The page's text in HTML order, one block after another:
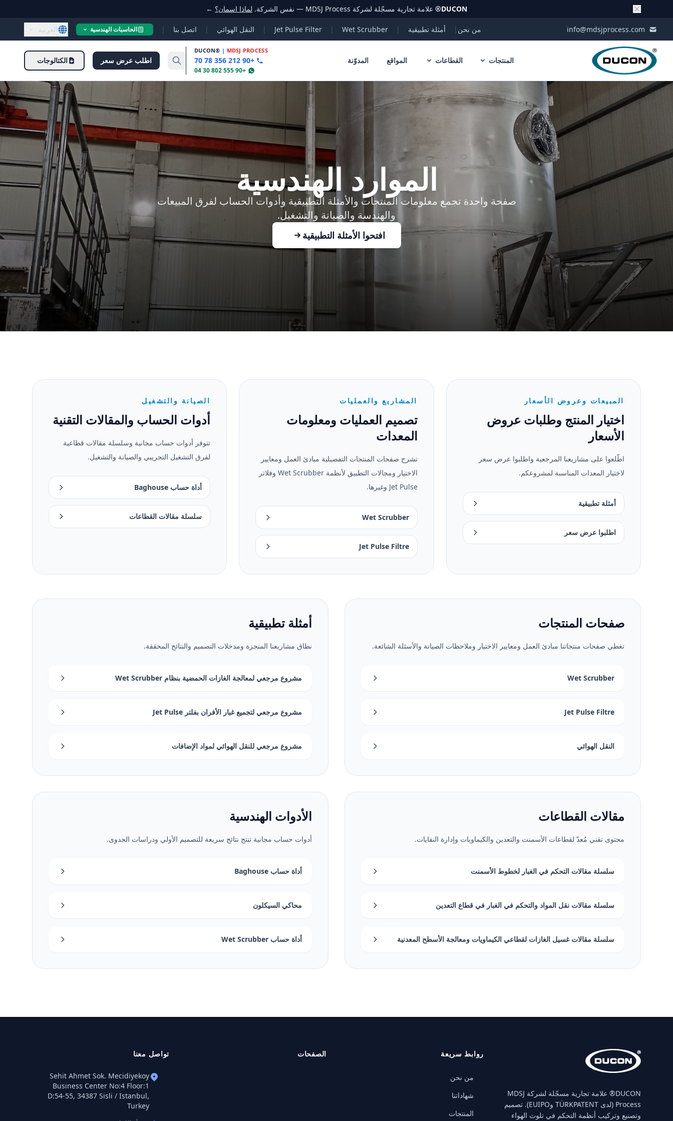
DUCON
® علامة تجارية مسجّلة لشركة MDSJ Process — نفس الشركة. لماذا اسمان؟ ←
info@mdsjprocess.com من نحن | أمثلة تطبيقية |
Wet Scrubber
|
Jet Pulse Filter
| النقل الهوائي | اتصل بنا | الحاسبات الهندسية العربية
المنتجات القطاعات المواقع المدوّنة
DUCON® | MDSJ PROCESS
+90 212 356 78 70
+90 555 802 30 04
اطلب عرض سعر الكتالوجات
الموارد الهندسية
صفحة واحدة تجمع معلومات المنتجات والأمثلة التطبيقية وأدوات الحساب لفرق المبيعات
والهندسة والصيانة والتشغيل.
افتحوا الأمثلة التطبيقية
المبيعات وعروض الأسعار
اختيار المنتج وطلبات عروض
الأسعار
اطّلعوا على مشاريعنا المرجعية واطلبوا عرض سعر
لاختيار المعدات المناسبة لمشروعكم.
أمثلة تطبيقية
اطلبوا عرض سعر
المشاريع والعمليات
تصميم العمليات ومعلومات
المعدات
تشرح صفحات المنتجات التفصيلية مبادئ العمل ومعايير
الاختيار ومجالات التطبيق لأنظمة Wet Scrubber وفلاتر
Jet Pulse وغيرها.
Wet Scrubber
Jet Pulse Filtre
الصيانة والتشغيل
أدوات الحساب والمقالات التقنية
تتوفر أدوات حساب مجانية وسلسلة مقالات قطاعية
لفرق التشغيل التجريبي والصيانة والتشغيل.
أداة حساب Baghouse
سلسلة مقالات القطاعات
صفحات المنتجات
تغطي صفحات منتجاتنا مبادئ العمل ومعايير الاختيار وملاحظات الصيانة والأسئلة الشائعة.
Wet Scrubber
Jet Pulse Filtre
النقل الهوائي
أمثلة تطبيقية
نطاق مشاريعنا المنجزة ومدخلات التصميم والنتائج المحققة.
مشروع مرجعي لمعالجة الغازات الحمضية بنظام Wet Scrubber
مشروع مرجعي لتجميع غبار الأفران بفلتر Jet Pulse
مشروع مرجعي للنقل الهوائي لمواد الإضافات
مقالات القطاعات
محتوى تقني مُعدّ لقطاعات الأسمنت والتعدين والكيماويات وإدارة النفايات.
سلسلة مقالات التحكم في الغبار لخطوط الأسمنت
سلسلة مقالات نقل المواد والتحكم في الغبار في قطاع التعدين
سلسلة مقالات غسيل الغازات لقطاعي الكيماويات ومعالجة الأسطح المعدنية
الأدوات الهندسية
أدوات حساب مجانية تنتج نتائج سريعة للتصميم الأولي ودراسات الجدوى.
أداة حساب Baghouse
محاكي السيكلون
أداة حساب Wet Scrubber
‏DUCON® علامة تجارية مسجّلة لشركة MDSJ
Process (لدى TÜRKPATENT وEUIPO). تصميم
وتصنيع وتركيب أنظمة التحكم في تلوث الهواء
روابط سريعة
من نحن
شهاداتنا
المنتجات
الصفحات تواصل معنا
Sehit Ahmet Sok. Mecidiyekoy
Business Center No:4 Floor:1
D:54-55, 34387 Sisli / Istanbul,
Turkey